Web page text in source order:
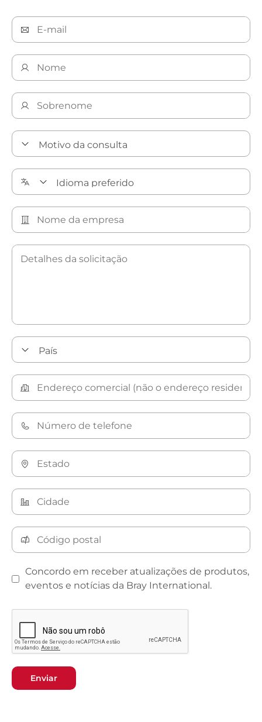
Concordo em receber atualizações de produtos,
eventos e notícias da Bray International.
Enviar